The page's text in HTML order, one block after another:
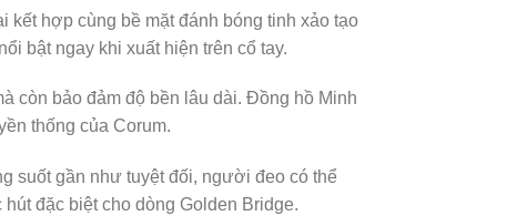
hợp cùng bề mặt đánh bóng tinh xảo tạo
bật ngay khi xuất hiện trên cổ tay.
còn bảo đảm độ bền lâu dài. Đồng hồ Minh
thống của Corum.
suốt gần như tuyệt đối, người đeo có thể
đặc biệt cho dòng Golden Bridge.